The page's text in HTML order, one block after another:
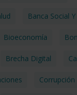
Banca Social
Bioeconomía
Brecha Digital
Corrupción